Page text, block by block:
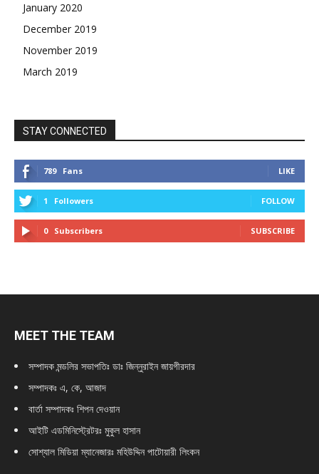
January 2020
December 2019
November 2019
March 2019
STAY CONNECTED
789 Fans LIKE
1 Followers FOLLOW
0 Subscribers SUBSCRIBE
MEET THE TEAM
সম্পাদক মন্ডলির সভাপতিঃ ডাঃ জিন্নুরাইন জায়গীরদার
সম্পাদকঃ এ, কে, আজাদ
বার্তা সম্পাদকঃ শিপন দেওয়ান
আইটি এডমিনিস্ট্রেটরঃ মুকুল হাসান
সোশ্যাল মিডিয়া ম্যানেজারঃ মহিউদ্দিন পাটোয়ারী লিংকন